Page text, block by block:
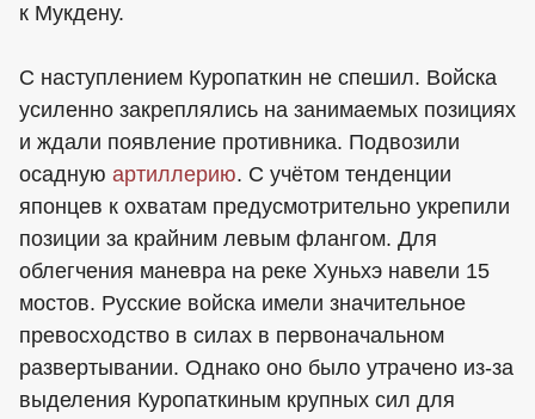
к Мукдену.
С наступлением Куропаткин не спешил. Войска
усиленно закреплялись на занимаемых позициях
и ждали появление противника. Подвозили
осадную артиллерию. С учётом тенденции
японцев к охватам предусмотрительно укрепили
позиции за крайним левым флангом. Для
облегчения маневра на реке Хуньхэ навели 15
мостов. Русские войска имели значительное
превосходство в силах в первоначальном
развертывании. Однако оно было утрачено из-за
выделения Куропаткиным крупных сил для